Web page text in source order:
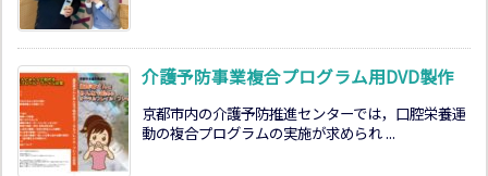
介護予防事業複合プログラム用DVD製作
京都市内の介護予防推進センターでは，口腔栄養運
動の複合プログラムの実施が求められ ...